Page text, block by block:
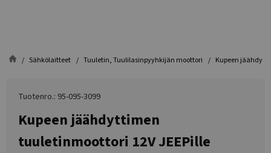
Sähkölaitteet Tuuletin, Tuulilasinpyyhkijän moottori Kupeen
Tuotenro.: 95-095-3099
Kupeen jäähdyttimen
tuuletinmoottori 12V JEEPille